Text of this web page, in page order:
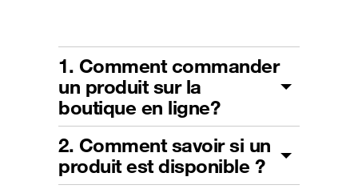
1. Comment commander
un produit sur la
boutique en ligne?
2. Comment savoir si un
produit est disponible ?